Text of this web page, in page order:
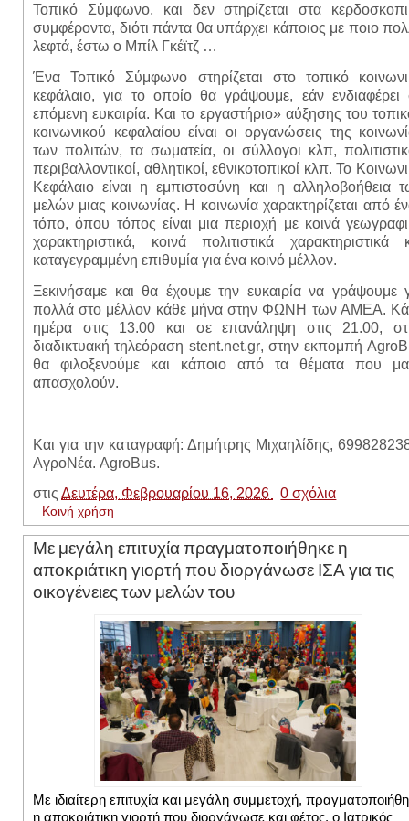
Τοπικό Σύμφωνο, και δεν στηρίζεται στα
συμφέροντα, διότι πάντα θα υπάρχει κάποιος με ποιο
λεφτά, έστω ο Μπίλ Γκέϊτζ …
Ένα Τοπικό Σύμφωνο στηρίζεται στο τοπικό
κεφάλαιο, για το οποίο θα γράψουμε, εάν ενδιαφέρει
επόμενη ευκαιρία. Και το εργαστήριο» αύξησης του
κοινωνικού κεφαλαίου είναι οι οργανώσεις της
των πολιτών, τα σωματεία, οι σύλλογοι κλπ,
περιβαλλοντικοί, αθλητικοί, εθνικοτοπικοί κλπ. Το
Κεφάλαιο είναι η εμπιστοσύνη και η αλληλοβοήθεια
μελών μιας κοινωνίας. Η κοινωνία χαρακτηρίζεται από
τόπο, όπου τόπος είναι μια περιοχή με κοινά
χαρακτηριστικά, κοινά πολιτιστικά χαρακτηριστικά
καταγεγραμμένη επιθυμία για ένα κοινό μέλλον.
Ξεκινήσαμε και θα έχουμε την ευκαιρία να γράψουμε
πολλά στο μέλλον κάθε μήνα στην ΦΩΝΗ των ΑΜΕΑ.
ημέρα στις 13.00 και σε επανάληψη στις 21.00,
διαδικτυακή τηλεόραση stent.net.gr, στην εκπομπή
θα φιλοξενούμε και κάποιο από τα θέματα που
απασχολούν.
Και για την καταγραφή: Δημήτρης Μιχαηλίδης,
ΑγροΝέα. AgroBus.
στις Δευτέρα, Φεβρουαρίου 16, 2026 0 σχόλια
Κοινή χρήση
Με μεγάλη επιτυχία πραγματοποιήθηκε η
αποκριάτικη γιορτή που διοργάνωσε ΙΣΑ για τις
οικογένειες των μελών του
Με ιδιαίτερη επιτυχία και μεγάλη συμμετοχή,
η αποκριάτικη γιορτή που διοργάνωσε και φέτος, ο Ιατρικός